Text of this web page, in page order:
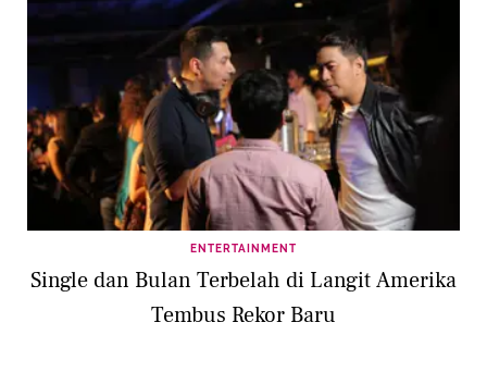
ENTERTAINMENT
Single dan Bulan Terbelah di Langit Amerika
Tembus Rekor Baru